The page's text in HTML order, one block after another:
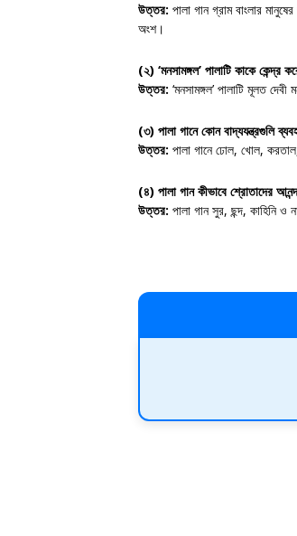
উত্তর: পালা গান গ্রাম বাংলার
অংশ।
(২) ‘মনসামঙ্গল’ পালাটি কাকে কেন্দ্র
উত্তর: ‘মনসামঙ্গল’ পালাটি মূলত
(৩) পালা গানে কোন বাদ্যযন্ত্রগুলি
উত্তর: পালা গানে ঢোল, খোল,
(৪) পালা গান কীভাবে শ্রোতাদের
উত্তর: পালা গান সুর, ছন্দ, কাহিনি